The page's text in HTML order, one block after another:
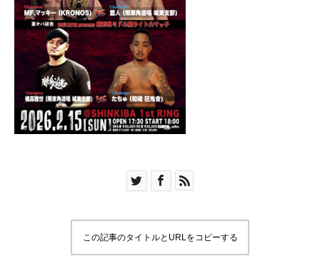
この記事のタイトルとURLをコピーする